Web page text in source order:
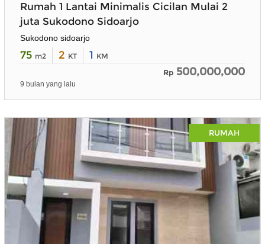
Rumah 1 Lantai Minimalis Cicilan Mulai 2
juta Sukodono Sidoarjo
Sukodono sidoarjo
75 m2 2 KT 1 KM
Rp 500,000,000
9 bulan yang lalu
RUMAH